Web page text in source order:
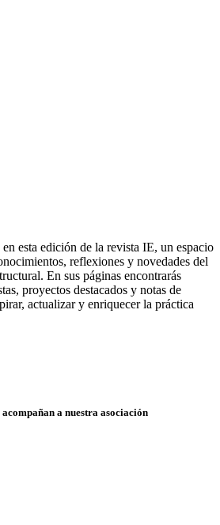
esta edición de la revista IE, un espacio
reflexiones y novedades del
En sus páginas encontrarás
proyectos destacados y notas de
actualizar y enriquecer la práctica
acompañan a nuestra asociación